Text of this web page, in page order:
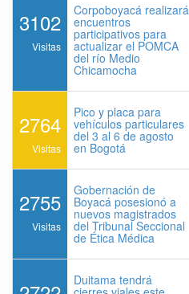
3102
Visitas
Corpoboyacá realizará
encuentros
participativos para
actualizar el POMCA
del río Medio
Chicamocha
2764
Visitas
Pico y placa para
vehículos particulares
del 3 al 6 de agosto
en Bogotá
2755
Visitas
Gobernación de
Boyacá posesionó a
nuevos magistrados
del Tribunal Seccional
de Ética Médica
Duitama tendrá